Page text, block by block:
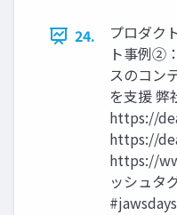
24.
プロダク
ト事例②
スのコン
を支援 弊
https://
https://
https://
ッシュタ